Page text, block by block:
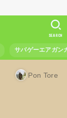
サバゲーエアガン
SEARCH
Pon Tore